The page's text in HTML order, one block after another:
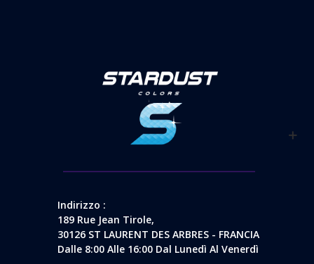
Indirizzo :
189 Rue Jean Tirole,
30126 ST LAURENT DES ARBRES - FRANCIA
Dalle 8:00 Alle 16:00 Dal Lunedì Al Venerdì